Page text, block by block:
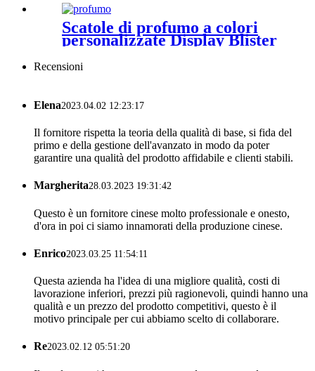
Scatole di profumo a colori
personalizzate Display Blister
Recensioni
Elena2023.04.02 12:23:17
Il fornitore rispetta la teoria della qualità di base, si fida del
primo e della gestione dell'avanzato in modo da poter
garantire una qualità del prodotto affidabile e clienti stabili.
Margherita28.03.2023 19:31:42
Questo è un fornitore cinese molto professionale e onesto,
d'ora in poi ci siamo innamorati della produzione cinese.
Enrico2023.03.25 11:54:11
Questa azienda ha l'idea di una migliore qualità, costi di
lavorazione inferiori, prezzi più ragionevoli, quindi hanno una
qualità e un prezzo del prodotto competitivi, questo è il
motivo principale per cui abbiamo scelto di collaborare.
Re2023.02.12 05:51:20